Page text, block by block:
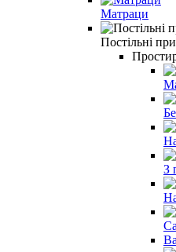
Матраци
Постільні
З